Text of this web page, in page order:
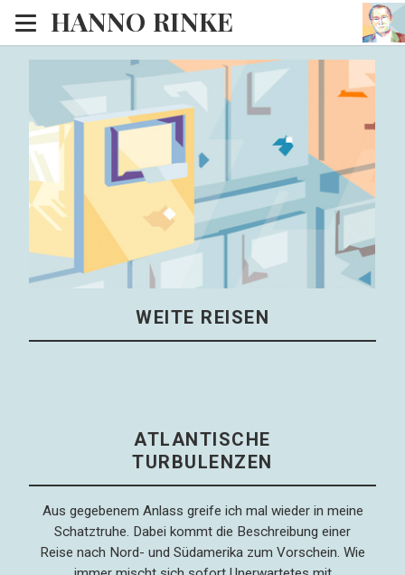
HANNO RINKE
Heim
EISINSEL
Sonntagspredigten
Blog
Lesesaal
Hörsaal
Kinosaal
WEITE REISEN
ATLANTISCHE
TURBULENZEN
Aus gegebenem Anlass greife ich mal wieder in meine
Schatztruhe. Dabei kommt die Beschreibung einer
Reise nach Nord- und Südamerika zum Vorschein. Wie